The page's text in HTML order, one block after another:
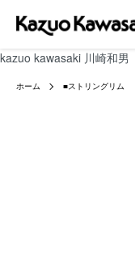
kazuo kawasaki 川崎和
ホーム ■ストリングリム